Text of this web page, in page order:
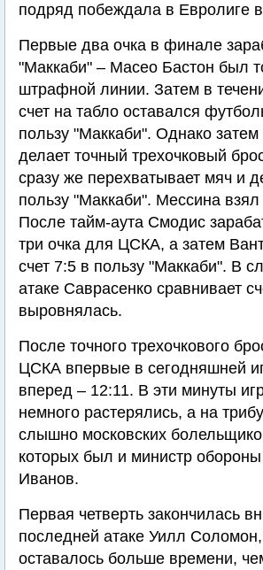
подряд побеждала в Евролиге
Первые два очка в финале
"Маккаби" – Масео Бастон был
штрафной линии. Затем в
счет на табло оставался
пользу "Маккаби". Однако
делает точный трехочковый
сразу же перехватывает мяч и
пользу "Маккаби". Мессина взял
После тайм-аута Смодис
три очка для ЦСКА, а затем
счет 7:5 в пользу "Маккаби". В
атаке Саврасенко сравнивает
выровнялась.
После точного трехочкового
ЦСКА впервые в сегодняшней
вперед – 12:11. В эти минуты
немного растерялись, а на
слышно московских
которых был и министр
Иванов.
Первая четверть закончилась
последней атаке Уилл Соломон,
оставалось больше времени,